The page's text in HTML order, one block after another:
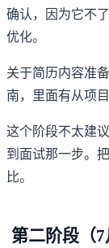
确认，因为它不
优化。
关于简历内容准
南，里面有从项
这个阶段不太建
到面试那一步。
比。
第二阶段（